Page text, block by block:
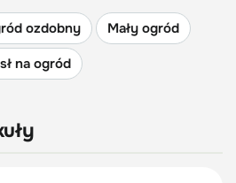
ozdobny
Mały ogród
na ogród